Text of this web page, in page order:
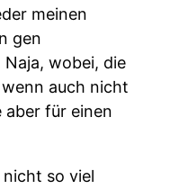
meinen
gen
wobei, die
auch nicht
aber für einen
so viel